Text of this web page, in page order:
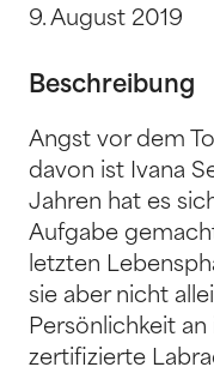
9. August 2019
Beschreibung
Angst vor dem
davon ist Ivana
Jahren hat es
Aufgabe
letzten
sie aber nicht
Persönlichkeit an
zertifizierte